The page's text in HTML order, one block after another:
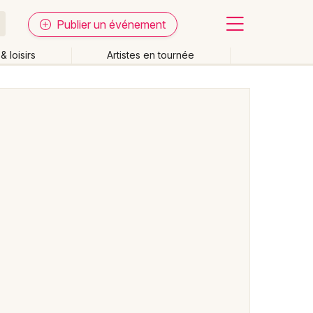
Publier un événement
loisirs Artistes en tournée